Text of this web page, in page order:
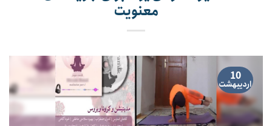
معنویت
10
اردیبهشت